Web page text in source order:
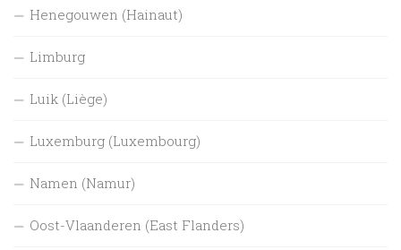
Henegouwen (Hainaut)
Limburg
Luik (Liège)
Luxemburg (Luxembourg)
Namen (Namur)
Oost-Vlaanderen (East Flanders)